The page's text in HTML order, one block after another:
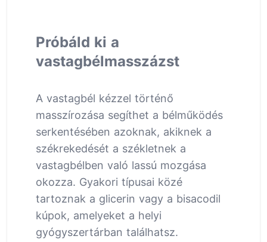
Próbáld ki a
vastagbélmasszázst
A vastagbél kézzel történő
masszírozása segíthet a bélműködés
serkentésében azoknak, akiknek a
székrekedését a székletnek a
vastagbélben való lassú mozgása
okozza. Gyakori típusai közé
tartoznak a glicerin vagy a bisacodil
kúpok, amelyeket a helyi
gyógyszertárban találhatsz.